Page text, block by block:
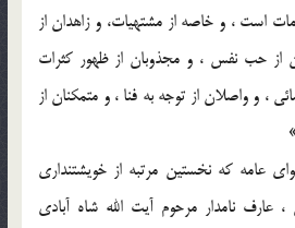
است ، و خاصه از مشتهيات، و زاهدان از
از حب نفس ، و مجذوبان از ظهور کثرات
، و واصلان از توجه به فنا ، و متمکنان از
عامه که نخستين مرتبه از خويشتنداري
عارف نامدار مرحوم آيت الله شاه آبادي